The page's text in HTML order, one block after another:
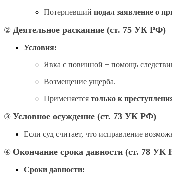
Потерпевший подал заявление о
② Деятельное раскаяние (ст. 75 УК РФ)
Условия:
Явка с повинной + помощь
Возмещение ущерба.
Применяется только к
③ Условное осуждение (ст. 73 УК РФ)
Если суд считает, что исправление
④ Окончание срока давности (ст. 78 УК
Сроки давности: